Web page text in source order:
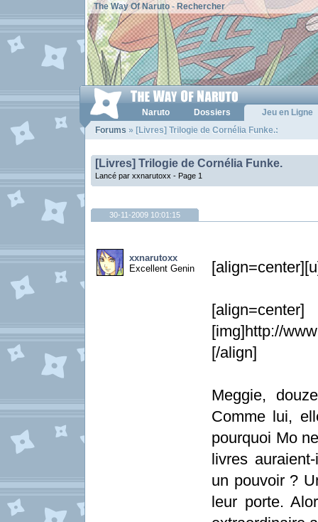
The Way Of Naruto- Rechercher
Naruto Dossiers
Jeu en Ligne
Forums » [Livres] Trilogie de Cornélia Funke.:
[Livres] Trilogie de Cornélia Funke.
Lancé par xxnarutoxx - Page 1
30-11-2009 10:01:15
xxnarutoxx
Excellent Genin
[align=center]
[img]http://
[/align]
Meggie,
Comme lui,
pourquoi Mo
livres
un pouvoir ?
leur porte.